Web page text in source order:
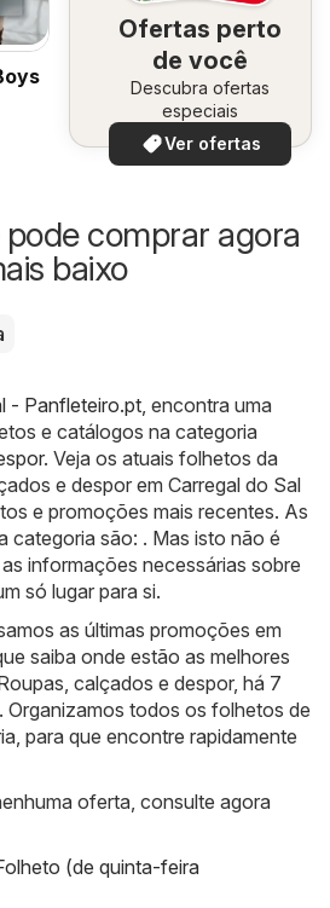
Ofertas perto
de você
Descubra ofertas
especiais
Ver ofertas
comprar agora
baixo
- Panfleteiro.pt, encontra uma
e catálogos na categoria
. Veja os atuais folhetos da
e despor em Carregal do Sal
e promoções mais recentes. As
categoria são: . Mas isto não é
informações necessárias sobre
só lugar para si.
as últimas promoções em
saiba onde estão as melhores
calçados e despor, há 7
Organizamos todos os folhetos de
para que encontre rapidamente
oferta, consulte agora
(de quinta-feira